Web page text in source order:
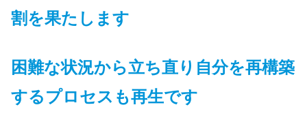
割を果たします
困難な状況から立ち直り自分を再構築
するプロセスも再生です